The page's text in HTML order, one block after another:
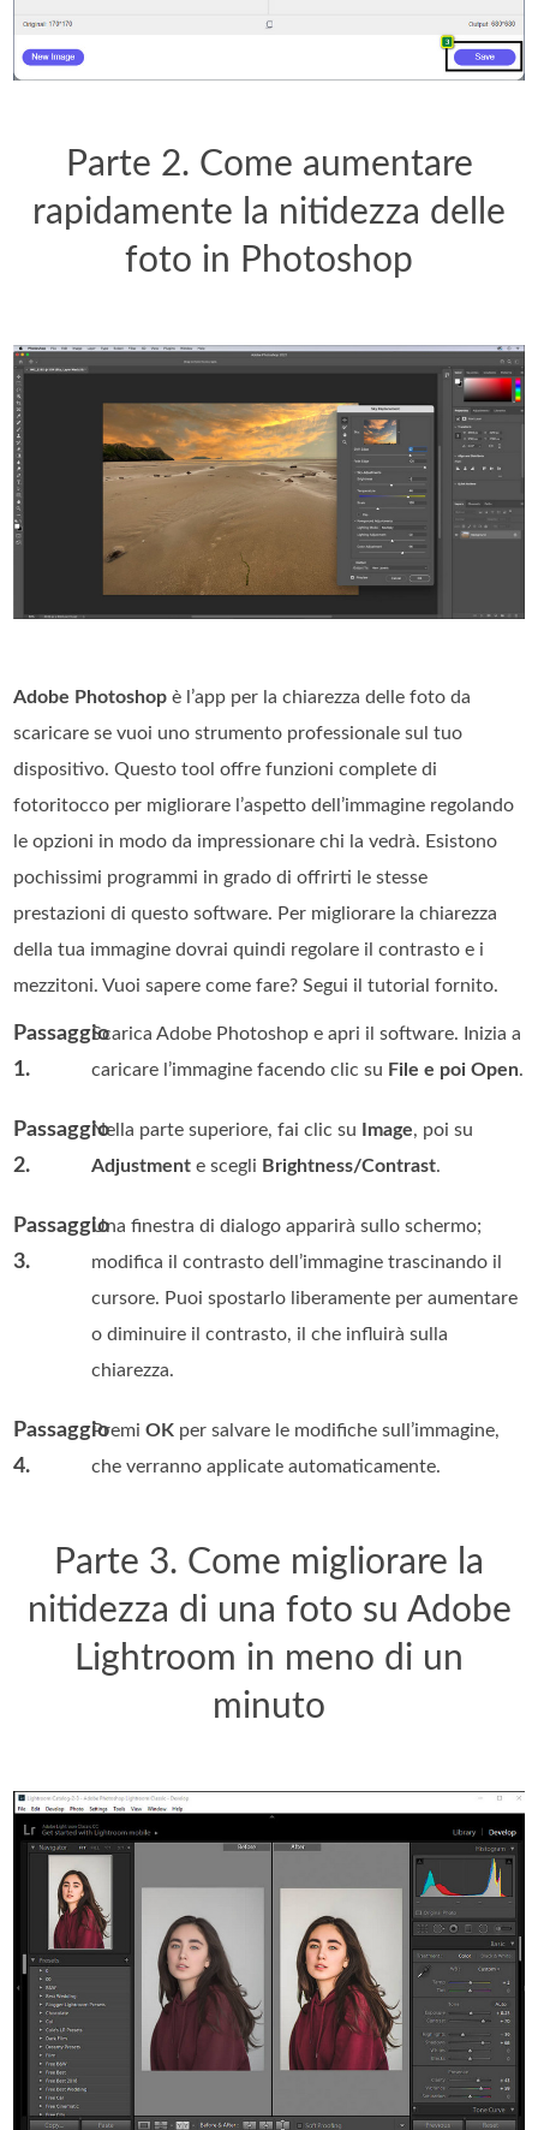
Parte 2. Come aumentare
rapidamente la nitidezza delle
foto in Photoshop
Adobe Photoshop è l’app per la chiarezza delle foto da
scaricare se vuoi uno strumento professionale sul tuo
dispositivo. Questo tool offre funzioni complete di
fotoritocco per migliorare l’aspetto dell’immagine regolando
le opzioni in modo da impressionare chi la vedrà. Esistono
pochissimi programmi in grado di offrirti le stesse
prestazioni di questo software. Per migliorare la chiarezza
della tua immagine dovrai quindi regolare il contrasto e i
mezzitoni. Vuoi sapere come fare? Segui il tutorial fornito.
Passaggio
1.
Scarica Adobe Photoshop e apri il software. Inizia a
caricare l’immagine facendo clic su File e poi Open.
Passaggio
2.
Nella parte superiore, fai clic su Image, poi su
Adjustment e scegli Brightness/Contrast.
Passaggio
3.
Una finestra di dialogo apparirà sullo schermo;
modifica il contrasto dell’immagine trascinando il
cursore. Puoi spostarlo liberamente per aumentare
o diminuire il contrasto, il che influirà sulla
chiarezza.
Passaggio
4.
PremiOK per salvare le modifiche sull’immagine,
che verranno applicate automaticamente.
Parte 3. Come migliorare la
nitidezza di una foto su Adobe
Lightroom in meno di un
minuto